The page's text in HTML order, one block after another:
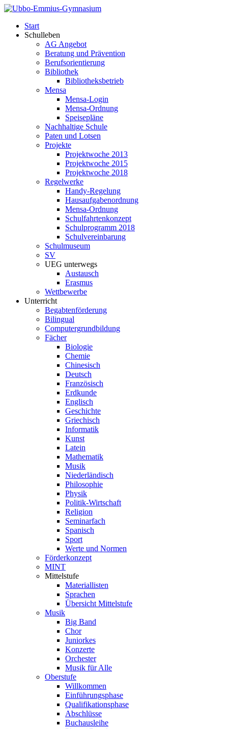
Start
Schulleben
AG Angebot
Beratung und Prävention
Berufsorientierung
Bibliothek
Bibliotheksbetrieb
Mensa
Mensa-Login
Mensa-Ordnung
Speisepläne
Nachhaltige Schule
Paten und Lotsen
Projekte
Projektwoche 2013
Projektwoche 2015
Projektwoche 2018
Regelwerke
Handy-Regelung
Hausaufgabenordnung
Mensa-Ordnung
Schulfahrtenkonzept
Schulprogramm 2018
Schulvereinbarung
Schulmuseum
SV
UEG unterwegs
Austausch
Erasmus
Wettbewerbe
Unterricht
Begabtenförderung
Bilingual
Computergrundbildung
Fächer
Biologie
Chemie
Chinesisch
Deutsch
Französisch
Erdkunde
Englisch
Geschichte
Griechisch
Informatik
Kunst
Latein
Mathematik
Musik
Niederländisch
Philosophie
Physik
Politik-Wirtschaft
Religion
Seminarfach
Spanisch
Sport
Werte und Normen
Förderkonzept
MINT
Mittelstufe
Materiallisten
Sprachen
Übersicht Mittelstufe
Musik
Big Band
Chor
Juniorkes
Konzerte
Orchester
Musik für Alle
Oberstufe
Willkommen
Einführungsphase
Qualifikationsphase
Abschlüsse
Buchausleihe